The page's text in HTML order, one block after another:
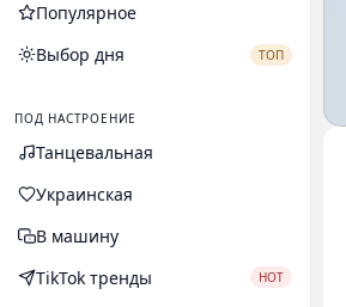
Популярное
Выбор дня
ТОП
ПОД НАСТРОЕНИЕ
Танцевальная
Украинская
В машину
TikTok тренды
HOT